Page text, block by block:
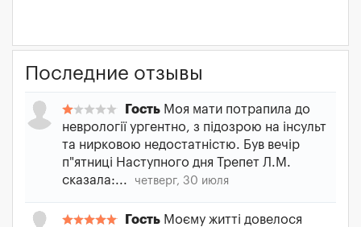
Последние отзывы
Гость Моя мати потрапила до
неврології ургентно, з підозрою на інсульт
та нирковою недостатністю. Був вечір
п"ятниці Наступного дня Трепет Л.М.
сказала:...
четверг, 30 июля
Гость Моєму житті довелося